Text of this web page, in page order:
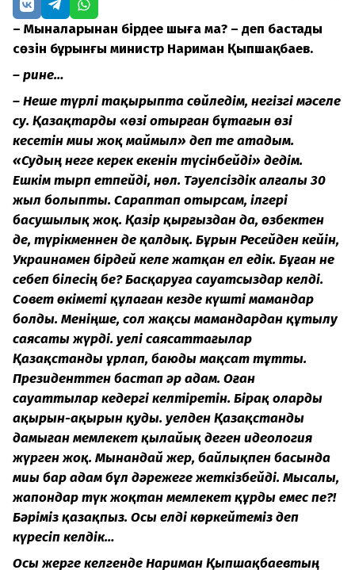
– Мыналарыңнан бірдеңе шыға ма? – деп бастады
сөзін бұрынғы министр Нариман Қыпшақбаев.
– Әрине…
– Неше түрлі тақырыпта сөйледім, негізгі мәселе
су. Қазақтарды «өзі отырған бұтағын өзі
кесетін миы жоқ маймыл» деп те атадым.
«Судың неге керек екенін түсінбейді» дедім.
Ешкім тырп етпейді, нөл. Тәуелсіздік алғалы 30
жыл болыпты. Сараптап отырсам, ілгері
басушылық жоқ. Қазір қырғыздан да, өзбектен
де, түрікменнен де қалдық. Бұрын Ресейден кейін,
Украинамен бірдей келе жатқан ел едік. Бұған не
себеп білесің бе? Басқаруға сауатсыздар келді.
Совет өкіметі құлаған кезде күшті мамандар
болды. Меніңше, сол жақсы мамандардан құтылу
саясаты жүрді. Әуелі саясаттағылар
Қазақстанды ұрлап, баюды мақсат тұтты.
Президенттен бастап әр адам. Оған
сауаттылар кедергі келтіретін. Бірақ оларды
ақырын-ақырын қуды. Әуелден Қазақстанды
дамыған мемлекет қылайық деген идеология
жүрген жоқ. Мынандай жер, байлықпен басында
миы бар адам бұл дәрежеге жеткізбейді. Мысалы,
жапондар түк жоқтан мемлекет құрды емес пе?!
Бәріміз қазақпыз. Осы елді көркейтеміз деп
күресіп келдік…
Осы жерге келгенде Нариман Қыпшақбаевтың